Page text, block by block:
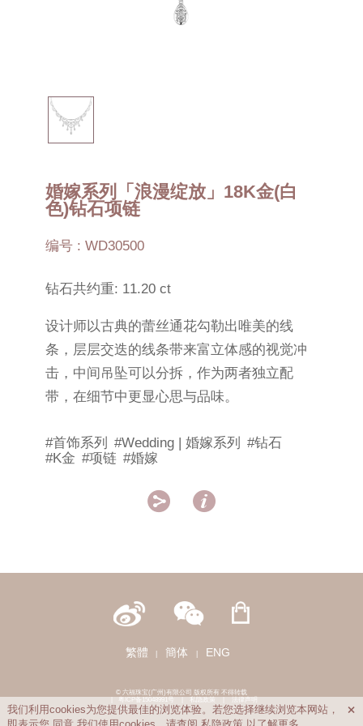
婚嫁系列「浪漫绽放」18K金(白
色)钻石项链
编号 : WD30500
钻石共约重: 11.20 ct
设计师以古典的蕾丝通花勾勒出唯美的线
条，层层交迭的线条带来富立体感的视觉冲
击，中间吊坠可以分拆，作为两者独立配
带，在细节中更显心思与品味。
#首饰系列 #Wedding | 婚嫁系列
#钻石
#K金 #项链 #婚嫁
 
繁體 簡体 ENG
© 六福珠宝(广州)有限公司 版权所有 不得转载
|
粤ICP备15048991号 | 私隐政策 | 法律声明
我们利用cookies为您提供最佳的浏览体验。若您选择继续浏览本网站，
